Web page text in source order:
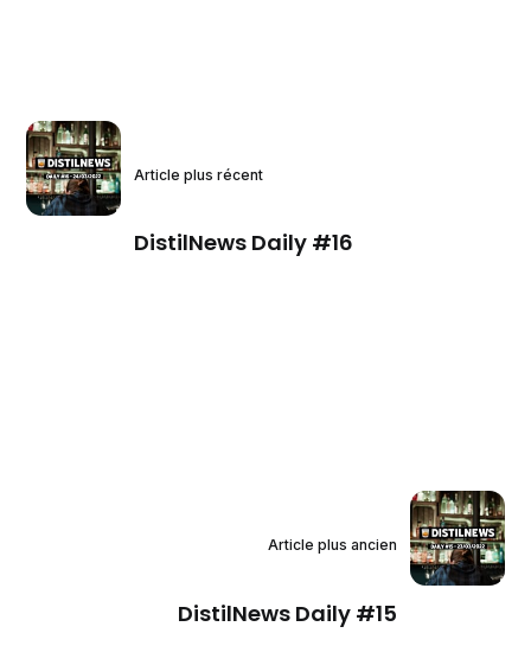
Article plus récent
DistilNews Daily #16
Article plus ancien
DistilNews Daily #15